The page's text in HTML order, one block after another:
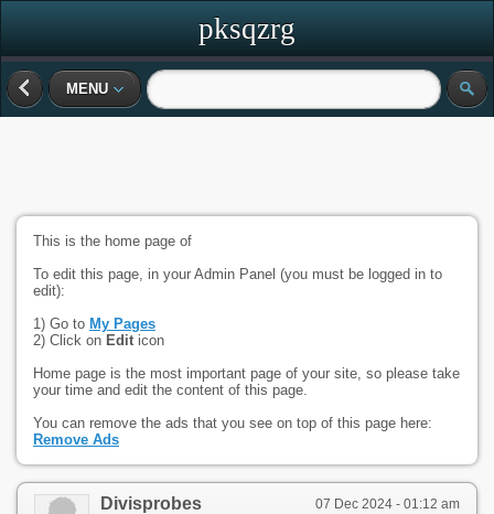
pksqzrg
MENU
This is the home page of
To edit this page, in your Admin Panel (you must be logged in to
edit):
1) Go to My Pages
2) Click on Edit icon
Home page is the most important page of your site, so please take
your time and edit the content of this page.
You can remove the ads that you see on top of this page here:
Remove Ads
07 Dec 2024 - 01:12 am
Divisprobes